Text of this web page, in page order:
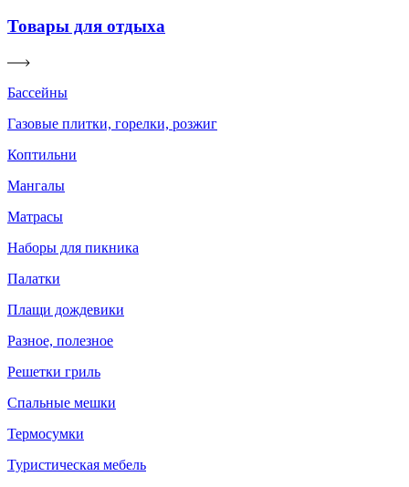
Товары для отдыха
Бассейны
Газовые плитки, горелки, розжиг
Коптильни
Мангалы
Матрасы
Наборы для пикника
Палатки
Плащи дождевики
Разное, полезное
Решетки гриль
Спальные мешки
Термосумки
Туристическая мебель